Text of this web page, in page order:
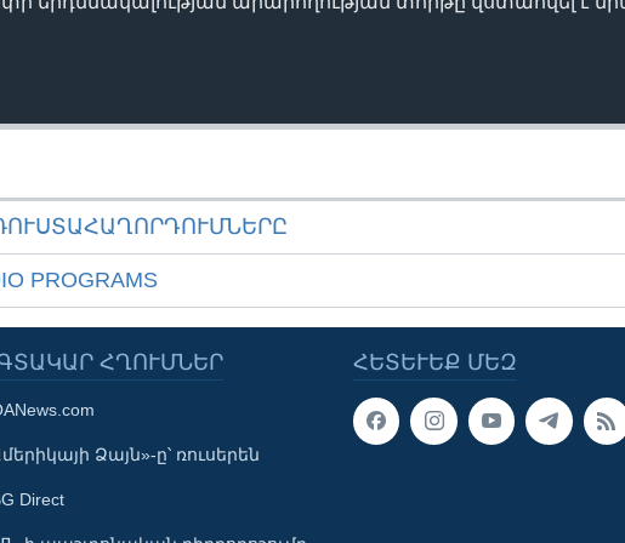
PROGRAMS
ՀԵՏԵՒԵՔ ՄԵԶ
ՀՂՈՒՄՆԵՐ
Ձայն»-ը՝ ռուսերեն
Direct